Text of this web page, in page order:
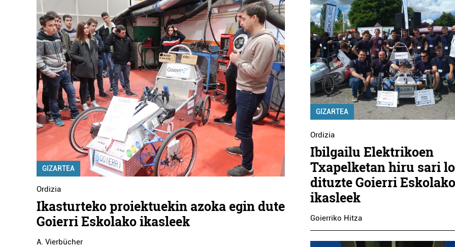
GIZARTEA
Ordizia
Ikasturteko proiektuekin azoka egin dute
Goierri Eskolako ikasleek
A. Vierbücher
GIZARTEA
Ordizia
Ibilgailu Elektrikoen
Txapelketan hiru sari
dituzte Goierri
ikasleek
Goierriko Hitza